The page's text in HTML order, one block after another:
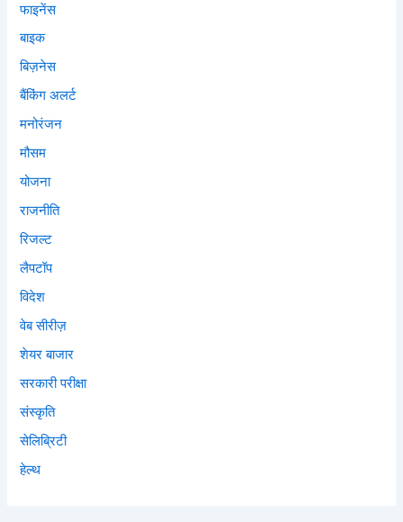
फाइनेंस
बाइक
बिज़नेस
बैंकिंग अलर्ट
मनोरंजन
मौसम
योजना
राजनीति
रिजल्ट
लैपटॉप
विदेश
वेब सीरीज़
शेयर बाजार
सरकारी परीक्षा
संस्कृति
सेलिब्रिटी
हेल्थ